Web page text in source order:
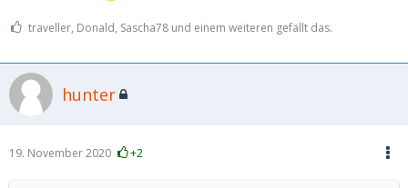
traveller, Donald, Sascha78 und einem weiteren gefällt das.
hunter
19. November 2020 +2